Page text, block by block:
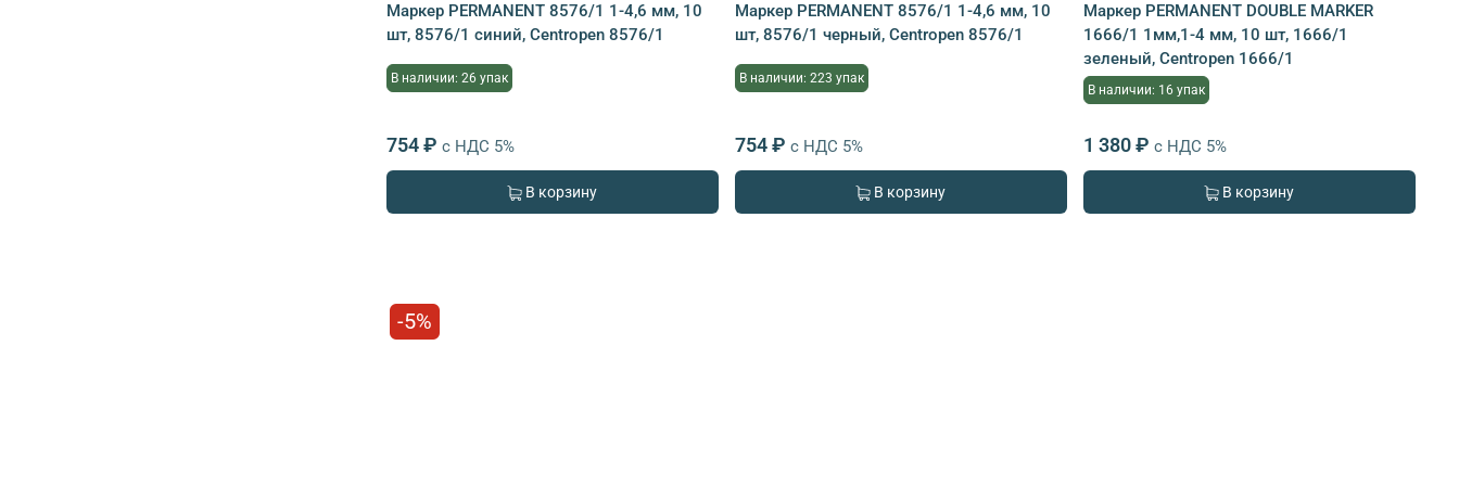
Маркер PERMANENT 8576/1 1-4,6 мм, 10
шт, 8576/1 синий, Centropen 8576/1
В наличии: 26 упак
754 ₽ с НДС 5%
В корзину
Маркер PERMANENT 8576/1 1-4,6 мм, 10
шт, 8576/1 черный, Centropen 8576/1
В наличии: 223 упак
754 ₽ с НДС 5%
В корзину
Маркер PERMANENT DOUBLE MARKER
1666/1 1мм,1-4 мм, 10 шт, 1666/1
зеленый, Centropen 1666/1
В наличии: 16 упак
1 380 ₽ с НДС 5%
В корзину
-5%